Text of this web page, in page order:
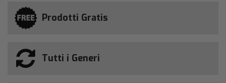
Prodotti Gratis
Tutti i Generi